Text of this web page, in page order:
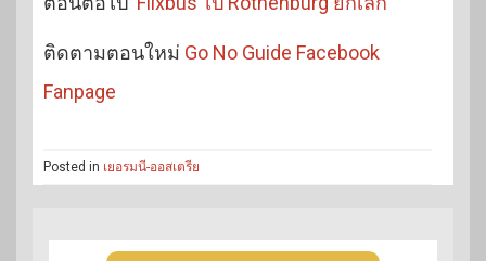
ติดตามตอนใหม่ Go No Guide Facebook
Fanpage
Posted in เยอรมนี-ออสเตรีย